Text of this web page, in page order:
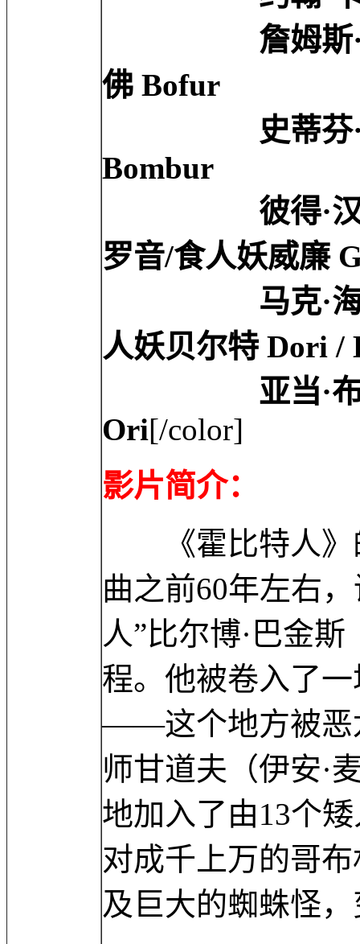
詹姆斯·内斯
佛 Bofur
史蒂芬·亨特
Bombur
彼得·汉布尔
罗音/食人妖威廉
马克·海德罗
人妖贝尔特 Dori /
亚当·布朗
Ori[/color]
影片简介：
《霍比特人》
曲之前60年左右
人”比尔博·巴金
程。他被卷入了
——这个地方被恶
师甘道夫（伊安·
地加入了由13个
对成千上万的哥
及巨大的蜘蛛怪